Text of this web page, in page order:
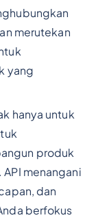
merutekan
yang
hanya untuk
produk
menangani
dan
berfokus